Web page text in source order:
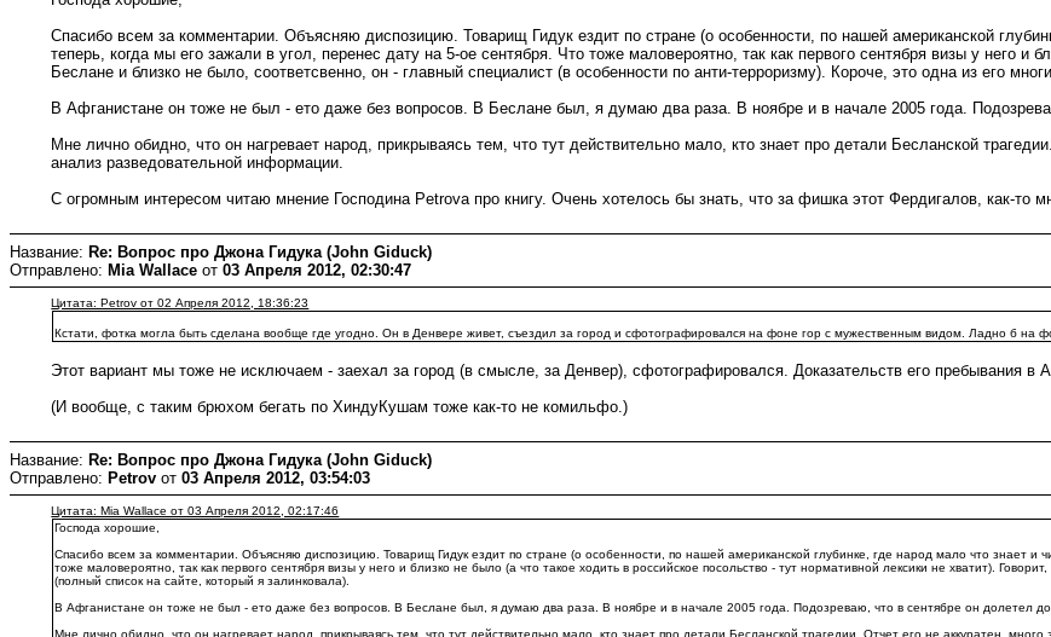
Спасибо всем за комментарии. Объясняю диспозицию. Товарищ Гидук ездит по стране (о особенности, по нашей американской
теперь, когда мы его зажали в угол, перенес дату на 5-ое сентября. Что тоже маловероятно, так как первого сентября визы у него
Беслане и близко не было, соответсвенно, он - главный специалист (в особенности по анти-терроризму). Короче, это одна из его
В Афганистане он тоже не был - ето даже без вопросов. В Беслане был, я думаю два раза. В ноябре и в начале 2005 года.
Мне лично обидно, что он нагревает народ, прикрываясь тем, что тут действительно мало, кто знает про детали Бесланской
анализ разведовательной информации.
С огромным интересом читаю мнение Господина Petrova про книгу. Очень хотелось бы знать, что за фишка этот Фердигалов, как-то
Название: Re: Вопрос про Джона Гидука (John Giduck)
Отправлено: Mia Wallace от 03 Апреля 2012, 02:30:47
Цитата: Petrov от 02 Апреля 2012, 18:36:23
Кстати, фотка могла быть сделана вообще где угодно. Он в Денвере живет, съездил за город и сфотографировался на фоне гор с мужественным видом. Ладно б на
Этот вариант мы тоже не исключаем - заехал за город (в смысле, за Денвер), сфотографировался. Доказательств его пребывания
(И вообще, с таким брюхом бегать по ХиндуКушам тоже как-то не комильфо.)
Название: Re: Вопрос про Джона Гидука (John Giduck)
Отправлено: Petrov от 03 Апреля 2012, 03:54:03
Цитата: Mia Wallace от 03 Апреля 2012, 02:17:46
Господа хорошие,
Спасибо всем за комментарии. Объясняю диспозицию. Товарищ Гидук ездит по стране (о особенности, по нашей американской глубинке, где народ мало что
тоже маловероятно, так как первого сентября визы у него и близко не было (а что такое ходить в российское посольство - тут нормативной лексики не хватит).
(полный список на сайте, который я залинковала).
В Афганистане он тоже не был - ето даже без вопросов. В Беслане был, я думаю два раза. В ноябре и в начале 2005 года. Подозреваю, что в сентябре он долетел
Мне лично обидно, что он нагревает народ, прикрываясь тем, что тут действительно мало, кто знает про детали Бесланской трагедии. Отчет его не аккуратен,